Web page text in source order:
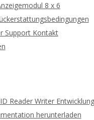
8 x 6
Support Kontakt
Reader Writer
herunterladen